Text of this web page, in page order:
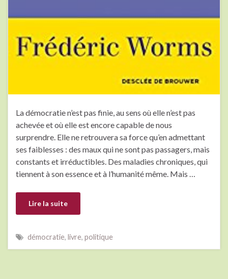
La démocratie n’est pas finie, au sens où elle n’est pas
achevée et où elle est encore capable de nous
surprendre. Elle ne retrouvera sa force qu’en admettant
ses faiblesses : des maux qui ne sont pas passagers, mais
constants et irréductibles. Des maladies chroniques, qui
tiennent à son essence et à l’humanité même. Mais …
Lire la suite
démocratie, livre, politique